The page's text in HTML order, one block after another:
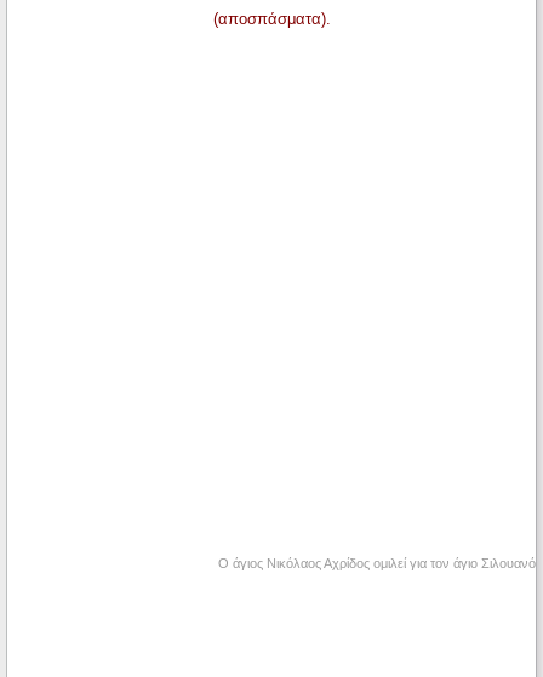
(αποσπάσματα).
Ο άγιος Νικόλαος Αχρίδος ομιλεί για τον άγιο Σιλουανό